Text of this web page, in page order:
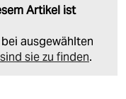
Artikel ist
ausgewählten
sie zu finden.